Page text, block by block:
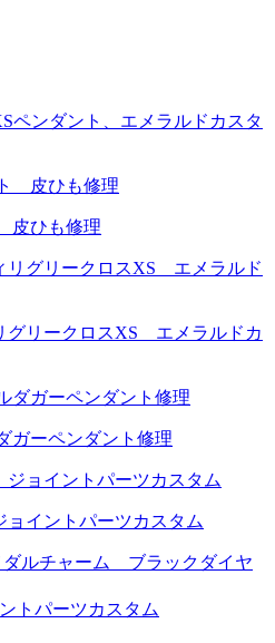
ペンダント、エメラルドカスタ
皮ひも修理
リークロスXS エメラルドカ
ガーペンダント修理
ョイントパーツカスタム
ダルチャーム ブラックダイヤ
トパーツカスタム